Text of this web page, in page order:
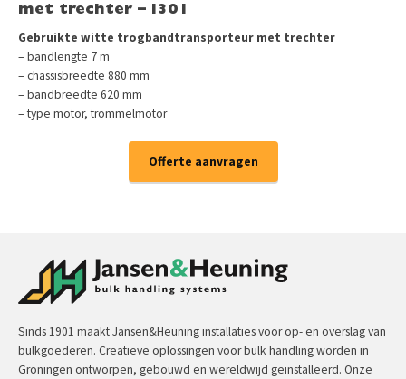
met trechter – I301
Gebruikte witte trogbandtransporteur met trechter
– bandlengte 7 m
– chassisbreedte 880 mm
– bandbreedte 620 mm
– type motor, trommelmotor
Offerte aanvragen
Sinds 1901 maakt Jansen&Heuning installaties voor op- en overslag van
bulkgoederen. Creatieve oplossingen voor bulk handling worden in
Groningen ontworpen, gebouwd en wereldwijd geïnstalleerd. Onze